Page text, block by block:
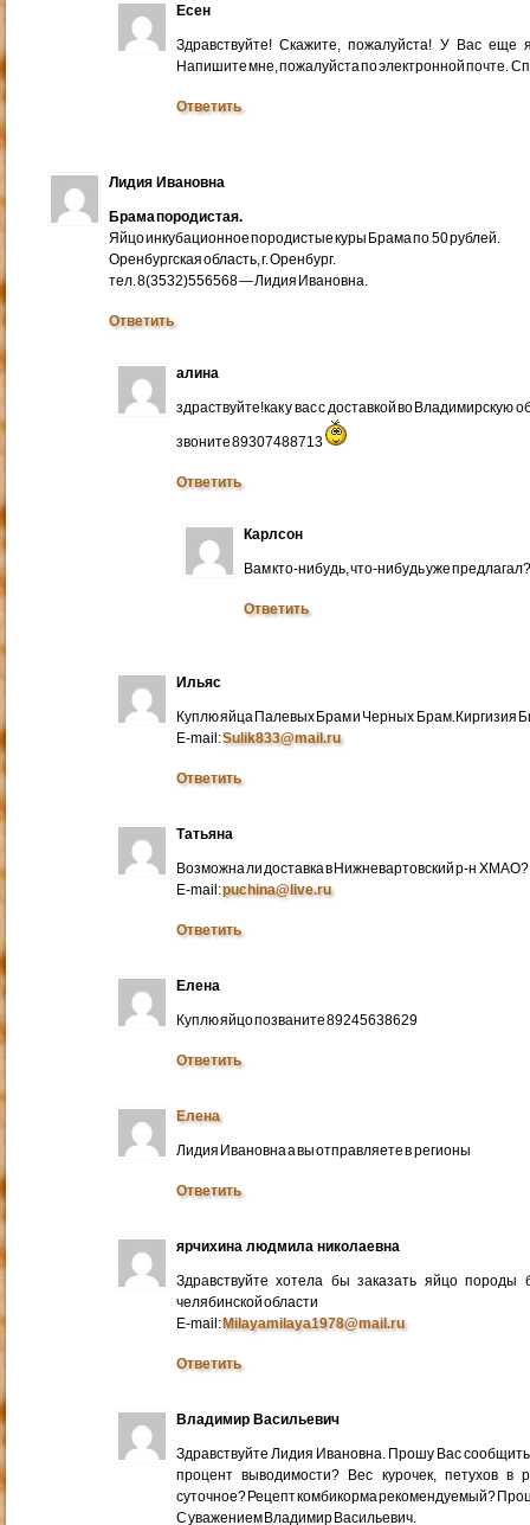
Есен
Здравствуйте! Скажите, пожалуйста! У Вас еще
Напишите мне, пожалуйста по электронной почте.
Ответить
Лидия Ивановна
Брама породистая.
Яйцо инкубационное породистые куры Брама по 50 рублей.
Оренбургская область, г. Оренбург.
тел. 8(3532)556568 — Лидия Ивановна.
Ответить
алина
здраствуйте!как у вас с доставкой во Владимирскую
звоните 89307488713
Ответить
Карлсон
Вам кто-нибудь, что-нибудь уже
Ответить
Ильяс
Куплю яйца Палевых Брам и Черных Брам.Киргизия
E-mail:Sulik833@mail.ru
Ответить
Татьяна
Возможна ли доставка в Нижневартовский р-н ХМАО?
E-mail:puchina@live.ru
Ответить
Елена
Куплю яйцо позваните 89245638629
Ответить
Елена
Лидия Ивановна а вы отправляете в регионы
Ответить
ярчихина людмила николаевна
Здравствуйте хотела бы заказать яйцо
челябинской области
E-mail:Milayamilaya1978@mail.ru
Ответить
Владимир Васильевич
Здравствуйте Лидия Ивановна. Прошу Вас
процент выводимости? Вес курочек, петухов в
суточное? Рецепт комбикорма рекомендуемый?
С уважением Владимир Васильевич.